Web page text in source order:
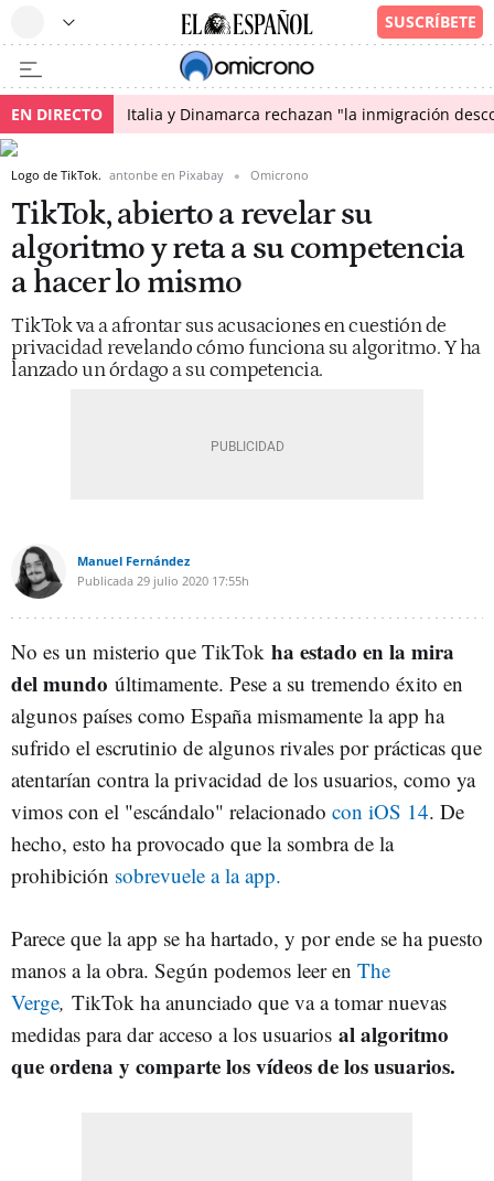
EN DIRECTO Italia y Dinamarca rechazan "la inmigración
Logo de TikTok. antonbe en Pixabay Omicrono
TikTok, abierto a revelar su
algoritmo y reta a su competencia
a hacer lo mismo
TikTok va a afrontar sus acusaciones en cuestión de
privacidad revelando cómo funciona su algoritmo. Y ha
lanzado un órdago a su competencia.
Manuel Fernández
Publicada 29 julio 2020 17:55h
No es un misterio que TikTok ha estado en la mira
del mundo últimamente. Pese a su tremendo éxito en
algunos países como España mismamente la app ha
sufrido el escrutinio de algunos rivales por prácticas que
atentarían contra la privacidad de los usuarios, como ya
vimos con el "escándalo" relacionado con iOS 14. De
hecho, esto ha provocado que la sombra de la
prohibición sobrevuele a la app.
Parece que la app se ha hartado, y por ende se ha puesto
manos a la obra. Según podemos leer en The
Verge, TikTok ha anunciado que va a tomar nuevas
medidas para dar acceso a los usuarios al algoritmo
que ordena y comparte los vídeos de los usuarios.